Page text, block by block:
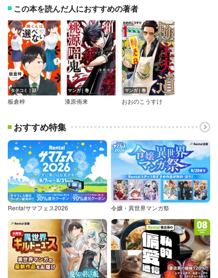
この本を読んだ人におすすめの著者
タテコミ｜話
板倉梓
マンガ｜巻
漆原侑来
マンガ｜巻
おおのこうすけ
おすすめ特集
Renta!サマフェス2026 令嬢・異世界マンガ祭